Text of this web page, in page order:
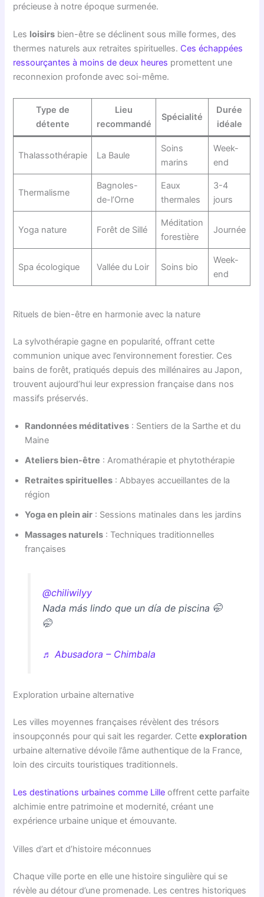
précieuse à notre époque surmenée.
Les loisirs bien-être se déclinent sous mille formes, des
thermes naturels aux retraites spirituelles. Ces échappées
ressourçantes à moins de deux heures promettent une
reconnexion profonde avec soi-même.
Type de
détente
Lieu
recommandé
Spécialité
Durée
idéale
Thalassothérapie La Baule
Soins
marins
Week-
end
Thermalisme
Bagnoles-
de-l’Orne
Eaux
thermales
3-4
jours
Yoga nature Forêt de Sillé
Méditation
forestière
Journée
Spa écologique Vallée du Loir Soins bio
Week-
end
Rituels de bien-être en harmonie avec la nature
La sylvothérapie gagne en popularité, offrant cette
communion unique avec l’environnement forestier. Ces
bains de forêt, pratiqués depuis des millénaires au Japon,
trouvent aujourd’hui leur expression française dans nos
massifs préservés.
Randonnées méditatives : Sentiers de la Sarthe et du
Maine
Ateliers bien-être : Aromathérapie et phytothérapie
Retraites spirituelles : Abbayes accueillantes de la
région
Yoga en plein air : Sessions matinales dans les jardins
Massages naturels : Techniques traditionnelles
françaises
@chiliwilyy
Nada más lindo que un día de piscina 🤭
🤭
♬ Abusadora – Chimbala
Exploration urbaine alternative
Les villes moyennes françaises révèlent des trésors
insoupçonnés pour qui sait les regarder. Cetteexploration
urbaine alternative dévoile l’âme authentique de la France,
loin des circuits touristiques traditionnels.
Les destinations urbaines comme Lille offrent cette parfaite
alchimie entre patrimoine et modernité, créant une
expérience urbaine unique et émouvante.
Villes d’art et d’histoire méconnues
Chaque ville porte en elle une histoire singulière qui se
révèle au détour d’une promenade. Les centres historiques